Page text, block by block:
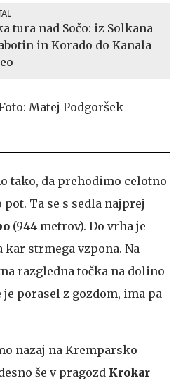
tura nad Sočo: iz Solkana
in Korado do Kanala
tako, da prehodimo celotno
Ta se s sedla najprej
(944 metrov). Do vrha je
kar strmega vzpona. Na
razgledna točka na dolino
porasel z gozdom, ima pa
nazaj na Kremparsko
še v pragozd Krokar